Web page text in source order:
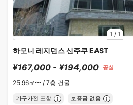
1 / 1
하모니 레지던스 신주쿠 EAST
¥167,000 - ¥194,000 공실
25.96㎡〜 / 7층 건물
가구가전 포함 보증금 없음